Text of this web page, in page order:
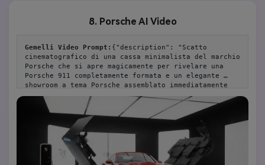
8. Porsche AI Video
Gemelli Video Prompt: {"description": "Scatto
cinematografico di una cassa minimalista del marchio
Porsche che si apre magicamente per rivelare una
Porsche 911 completamente formata e un elegante
showroom a tema Porsche assemblato immediatamente
cinematografico "," camera ":" grandangolare fisso,
con zoom sottili sulle trasformazioni chiave ","
lighting ":" controllato, high-tech, in transizione
dal dim al luminoso e pulito "," room ":" spazio
futuristico vuoto che si trasforma in uno showroom
Porsche minimalista "," elements ": [" cassa a
marchio Porsche (cuciture luminose) "," veicolo